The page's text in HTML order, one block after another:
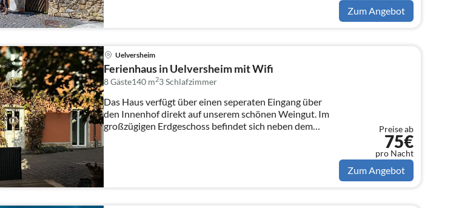
Zum Angebot
Uelversheim
Ferienhaus in Uelversheim mit Wifi
8 Gäste140 m23Schlafzimmer
Das Haus verfügt über einen seperaten Eingang über
den Innenhof direkt auf unserem schönen Weingut. Im
großzügigen Erdgeschoss befindet sich neben dem
Preise ab
75€
pro Nacht
Zum Angebot